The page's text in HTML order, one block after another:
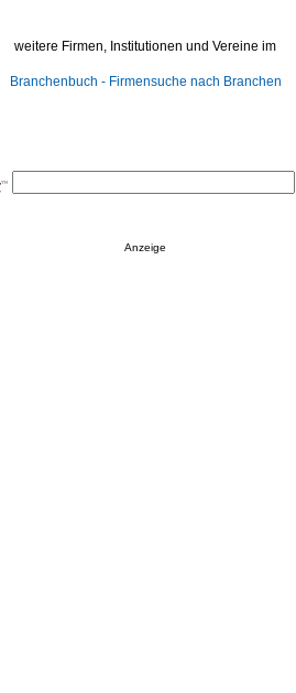
weitere Firmen, Institutionen und Vereine im
Branchenbuch - Firmensuche nach Branchen
Anzeige